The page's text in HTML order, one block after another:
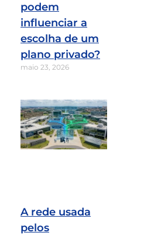
podem
influenciar a
escolha de um
plano privado?
maio 23, 2026
A rede usada
pelos